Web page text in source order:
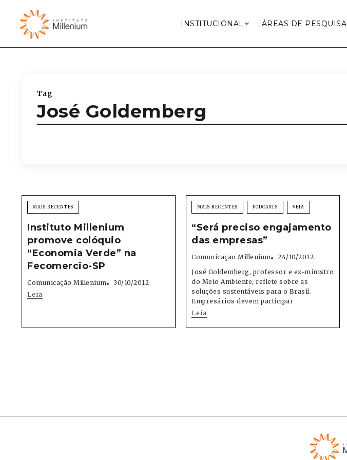
INSTITUCIONAL ÁREAS DE PESQUISA
Tag
José Goldemberg
MAIS RECENTES
Instituto Millenium
promove colóquio
“Economia Verde” na
Fecomercio-SP
Comunicação Millenium
30/10/2012
Leia
MAIS RECENTES PODCASTS VEJA
“Será preciso engajamento
das empresas”
Comunicação Millenium
24/10/2012
José Goldemberg, professor e ex-ministro
do Meio Ambiente, reflete sobre as
soluções sustentáveis para o Brasil.
Empresários devem participar
Leia